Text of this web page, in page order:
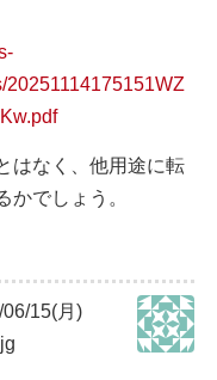
20251114175151WZ
はなく、他用途に転
かでしょう。
15(月)